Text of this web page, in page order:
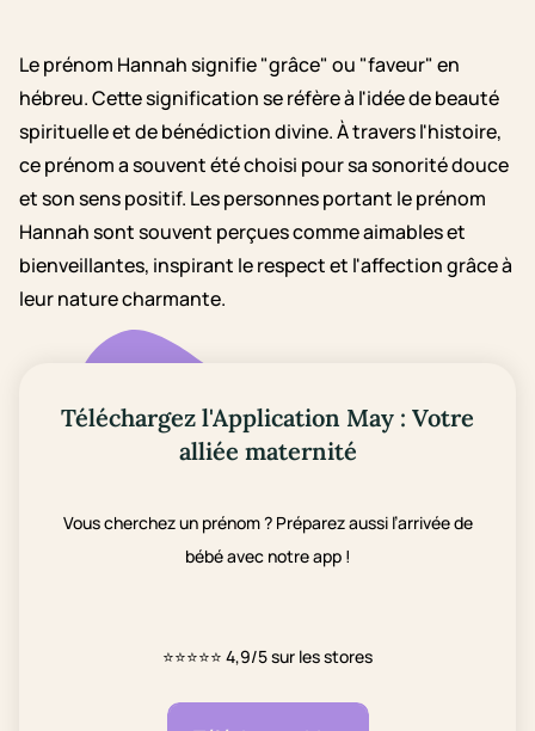
Le prénom Hannah signifie "grâce" ou "faveur" en
hébreu. Cette signification se réfère à l'idée de beauté
spirituelle et de bénédiction divine. À travers l'histoire,
ce prénom a souvent été choisi pour sa sonorité douce
et son sens positif. Les personnes portant le prénom
Hannah sont souvent perçues comme aimables et
bienveillantes, inspirant le respect et l'affection grâce à
leur nature charmante.
Téléchargez l'Application May : Votre
alliée maternité
Vous cherchez un prénom ? Préparez aussi l’arrivée de
bébé avec notre app !
⭐⭐⭐⭐⭐ 4,9/5 sur les stores